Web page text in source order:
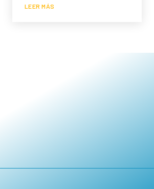
LEER MÁS